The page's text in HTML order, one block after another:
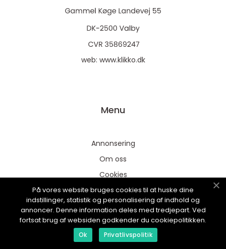
web: www.klikko.dk
Menu
Annonsering
Om oss
Cookies
Kontakta oss
Sitemap
På vores website bruges cookies til at huske dine
indstillinger, statistik og personalisering af indhold og
annoncer. Denne information deles med tredjepart. Ved
fortsat brug af websiden godkender du cookiepolitikken.
Ok Privatlivspolitik